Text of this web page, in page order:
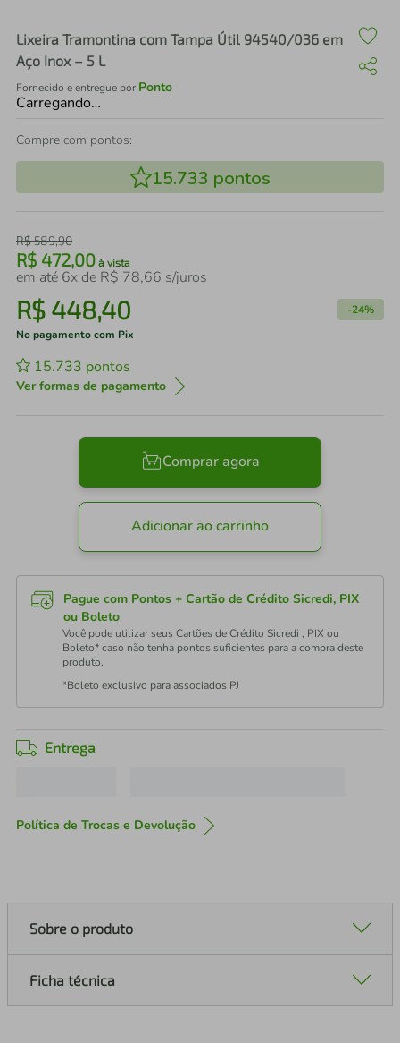
Lixeira Tramontina com Tampa Útil 94540/036 em
Aço Inox – 5 L
Fornecido e entregue por Ponto
Carregando…
Compre com pontos:
15.733 pontos
R$589,90
R$ 472,00 à vista
em até 6x de R$ 78,66 s/juros
R$ 448,40 -24%
No pagamento com Pix
15.733 pontos
Ver formas de pagamento
Comprar agora
Adicionar ao carrinho
Pague com Pontos + Cartão de Crédito Sicredi, PIX
ou Boleto
Você pode utilizar seus Cartões de Crédito Sicredi , PIX ou
Boleto* caso não tenha pontos suficientes para a compra deste
produto.
*Boleto exclusivo para associados PJ
Entrega
Política de Trocas e Devolução
Sobre o produto
Ficha técnica